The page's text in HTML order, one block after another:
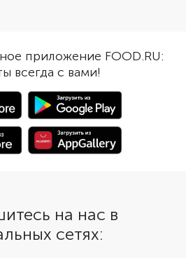
пышным
15
приложение FOOD.RU:
всегда с вами!
на нас в
сетях: